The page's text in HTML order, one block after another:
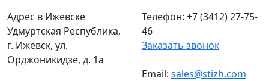
Адрес в Ижевске
Удмуртская Республика,
г. Ижевск, ул.
Орджоникидзе, д. 1а
Телефон: +7 (3412) 27-75-
46
Заказать звонок
Email: sales@stizh.com